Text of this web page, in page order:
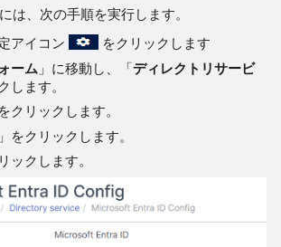
は、次の手順を実行します。
アイコン
をクリックします
ーム 」に移動し、「ディレクトリサービ
します。
クリックします。
」をクリックします。
ックします。